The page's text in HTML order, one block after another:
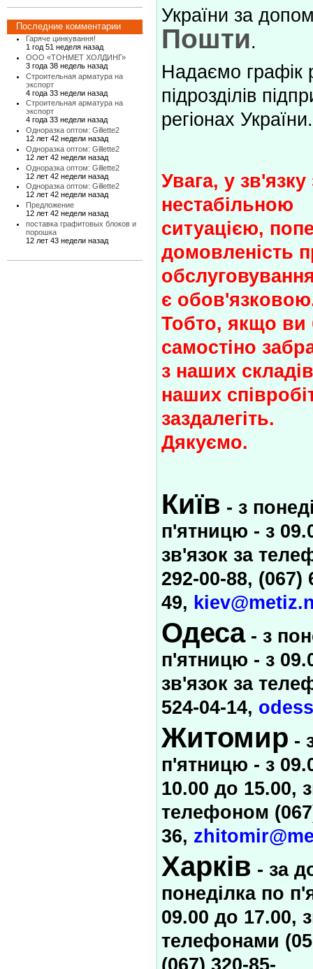
Последние комментарии
Гаряче цинкування!
1 год 51 неделя назад
ООО «ТОНМЕТ ХОЛДИНГ»
3 года 38 недель назад
Строительная арматура на
экспорт
4 года 33 недели назад
Строительная арматура на
экспорт
4 года 33 недели назад
Одноразка оптом: Gillette2
12 лет 42 недели назад
Одноразка оптом: Gillette2
12 лет 42 недели назад
Одноразка оптом: Gillette2
12 лет 42 недели назад
Одноразка оптом: Gillette2
12 лет 42 недели назад
Предложение
12 лет 42 недели назад
поставка графитовых блоков и
порошка
12 лет 43 недели назад
України за
Пошти.
Надаємо графік
підрозділів
регіонах України.
Увага, у зв'язку
нестабільною
ситуацією,
домовленість
є
Тобто, якщо ви
самостіно
з наших
наших
заздалегіть.
Дякуємо.
Київ - з
п'ятницю - з
зв'язок за
292-00-88, (067)
49,
Одеса- з
п'ятницю - з
зв'язок за
524-04-14,
Житомир -
п'ятницю - з
10.00 до 15.00,
телефоном
36,
Харків - за
понеділка по
09.00 до 17.00,
телефонами
(067) 320-85-